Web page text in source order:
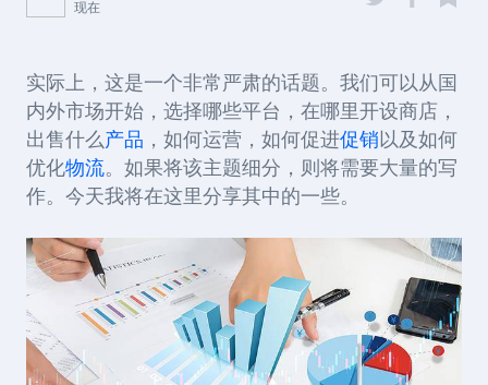
现在
实际上，这是一个非常严肃的话题。我们可以从国
内外市场开始，选择哪些平台，在哪里开设商店，
出售什么产品 ，如何运营，如何促进促销 以及如何
优化物流。如果将该主题细分，则将需要大量的写
作。今天我将在这里分享其中的一些。